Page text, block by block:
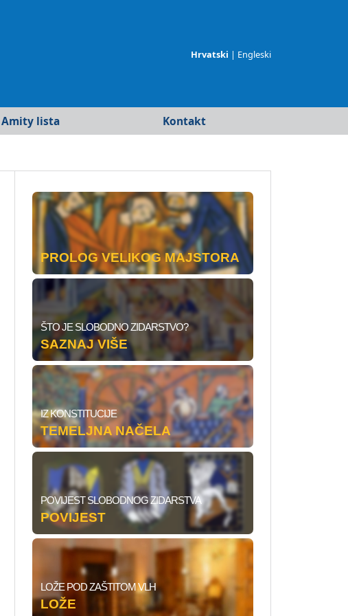
Hrvatski | Engleski
Amity lista
SAD
Južna Amerika
Kontakt
PROLOG VELIKOG MAJSTORA
ŠTO JE SLOBODNO ZIDARSTVO?
SAZNAJ VIŠE
IZ KONSTITUCIJE
TEMELJNA NAČELA
POVIJEST SLOBODNOG ZIDARSTVA
POVIJEST
LOŽE POD ZAŠTITOM VLH
LOŽE